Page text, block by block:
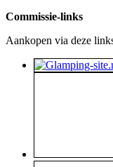
Commissie-links
Aankopen via deze